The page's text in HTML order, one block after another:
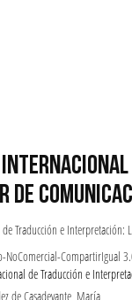
DE
Traducción e
NoComercial-CompartirIgual
de Traducción e
de Casadevante, María